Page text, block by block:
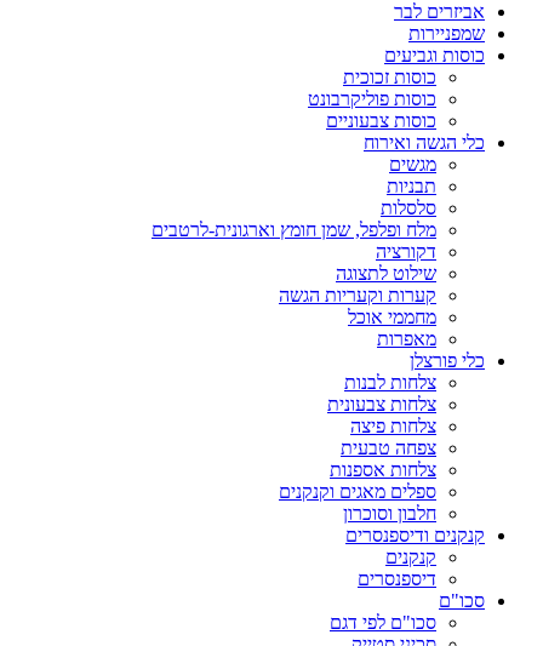
אביזרים לבר
שמפניירות
כוסות וגביעים
כוסות זכוכית
כוסות פוליקרבונט
כוסות צבעוניים
כלי הגשה ואירוח
מגשים
תבניות
סלסלות
מלח ופלפל, שמן חומץ וארגונית-לרטבים
דקורציה
שילוט לתצוגה
קערות וקעריות הגשה
מחממי אוכל
מאפרות
כלי פורצלן
צלחות לבנות
צלחות צבעונית
צלחות פיצה
צפחה טבעית
צלחות אספנות
ספלים מאגים וקנקנים
חלבון וסוכרון
קנקנים ודיספנסרים
קנקנים
דיספנסרים
סכו"ם
סכו"ם לפי דגם